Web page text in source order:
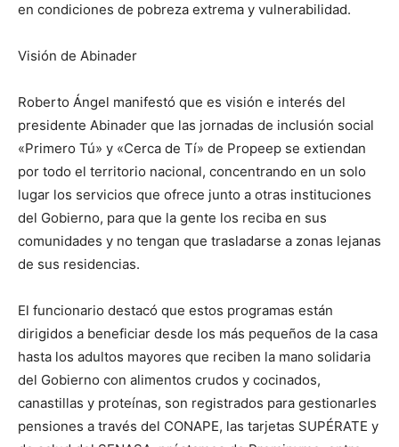
en condiciones de pobreza extrema y vulnerabilidad.
Visión de Abinader
Roberto Ángel manifestó que es visión e interés del
presidente Abinader que las jornadas de inclusión social
«Primero Tú» y «Cerca de Tí» de Propeep se extiendan
por todo el territorio nacional, concentrando en un solo
lugar los servicios que ofrece junto a otras instituciones
del Gobierno, para que la gente los reciba en sus
comunidades y no tengan que trasladarse a zonas lejanas
de sus residencias.
El funcionario destacó que estos programas están
dirigidos a beneficiar desde los más pequeños de la casa
hasta los adultos mayores que reciben la mano solidaria
del Gobierno con alimentos crudos y cocinados,
canastillas y proteínas, son registrados para gestionarles
pensiones a través del CONAPE, las tarjetas SUPÉRATE y